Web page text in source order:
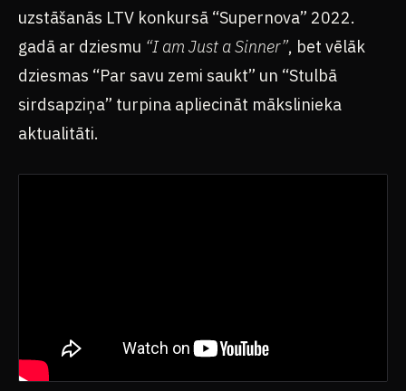
uzstāšanās LTV konkursā “Supernova” 2022.
gadā ar dziesmu “I am Just a Sinner”, bet vēlāk
dziesmas “Par savu zemi saukt” un “Stulbā
sirdsapziņa” turpina apliecināt mākslinieka
aktualitāti.